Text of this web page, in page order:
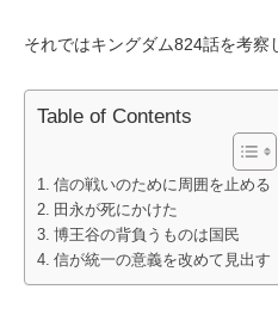
それではキングダム824話を考察
Table of Contents
信の戦いのために周囲を止める
田永が死にかけた
博王谷の背負うものは国民
信が統一の意義を改めて見出す